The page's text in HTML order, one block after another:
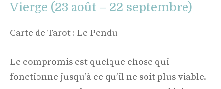
Vierge (23 août – 22 septembre)
Carte de Tarot : Le Pendu
Le compromis est quelque chose qui
fonctionne jusqu’à ce qu’il ne soit plus viable.